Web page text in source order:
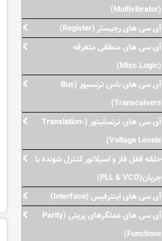
(Multivibrator)
آی سی های رجیستر (Register)
آی سی های منطقی متفرقه
(Misc.Logic)
آی سی های باس ترنسیور (Bus
Transceivers)
آی سی های ترنسلیتور (Translation-
Voltage Levels)
حلقه قفل فاز و اسیلاتور کنترل شونده با
جریان(PLL & VCO)
آی سی های اینترفیس (Interface)
آی سی های عملگرهای پریتی (Parity
Functions)